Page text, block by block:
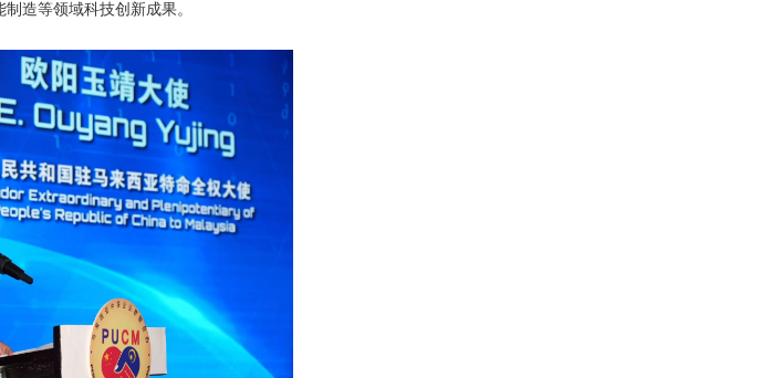
造等领域科技创新成果。